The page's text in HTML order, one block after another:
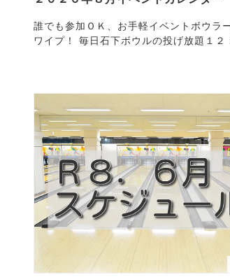
誰でも参加ＯＫ、お手軽イベントボウラ
ワイプ！ 毎日石下ボウルの投げ放題１